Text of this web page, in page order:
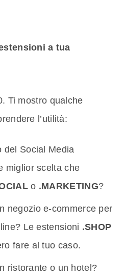
a tua
Ti mostro qualche
l’utilità:
del Social Media
miglior scelta che
o .MARKETING?
negozio e-commerce per
Le estensioni .SHOP
fare al tuo caso.
ristorante o un hotel?